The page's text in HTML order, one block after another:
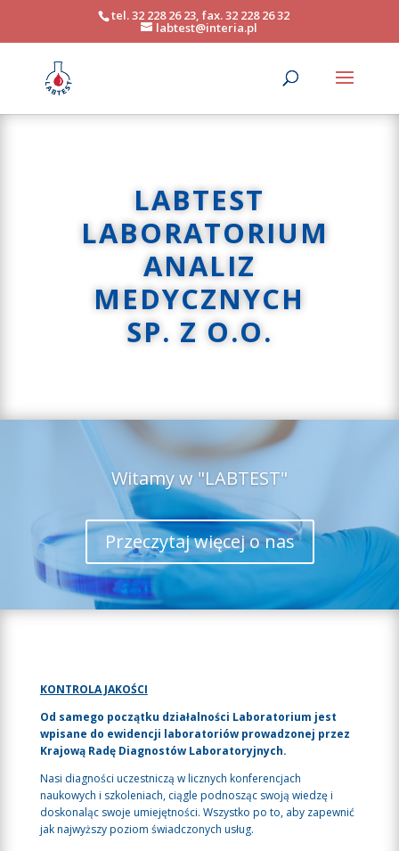
tel. 32 228 26 23, fax. 32 228 26 32
labtest@interia.pl
LABTEST
LABORATORIUM
ANALIZ
MEDYCZNYCH
SP. Z O.O.
Witamy w "LABTEST"
Przeczytaj więcej o nas
KONTROLA JAKOŚCI
Od samego początku działalności Laboratorium jest
wpisane do ewidencji laboratoriów prowadzonej przez
Krajową Radę Diagnostów Laboratoryjnych.
Nasi diagności uczestniczą w licznych konferencjach
naukowych i szkoleniach, ciągle podnosząc swoją wiedzę i
doskonaląc swoje umiejętności. Wszystko po to, aby zapewnić
jak najwyższy poziom świadczonych usług.